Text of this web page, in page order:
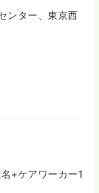
ンター、東京西
+ケアワーカー1